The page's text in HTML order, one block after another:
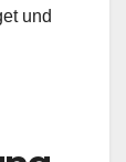
und